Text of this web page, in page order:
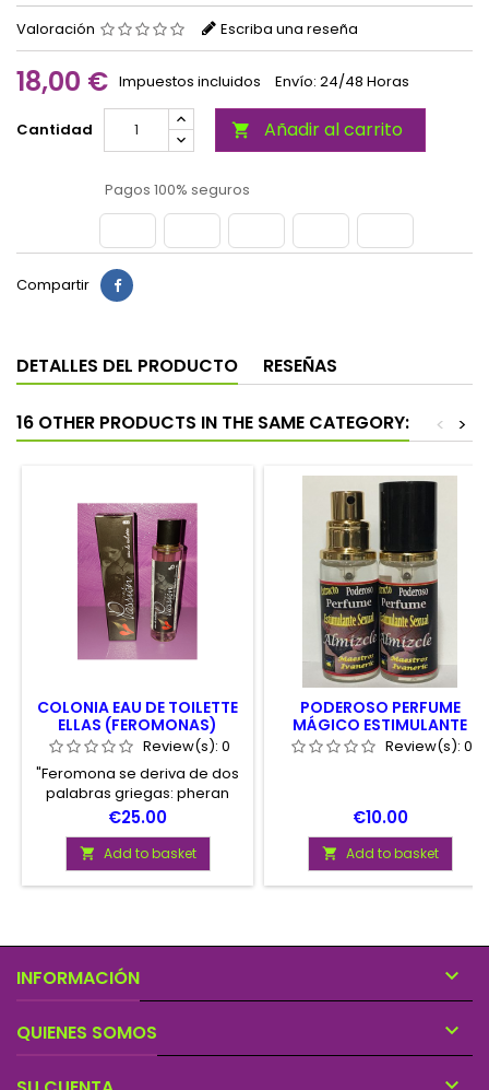
Valoración Escriba una reseña
18,00 € Impuestos incluidos Envío: 24/48 Horas
Cantidad  Añadir al carrito
Pagos 100% seguros
Compartir
DETALLES DEL PRODUCTO RESEÑAS
16 OTHER PRODUCTS IN THE SAME CATEGORY: >
<
COLONIA EAU DE TOILETTE
ELLAS (FEROMONAS)
Review(s): 0
"Feromona se deriva de dos
palabras griegas: pheran
(transferir) y hormas
(excitar). En resumen, las
feromonas son sustancias
químicas que envían señales
de olor subconscientemente
natural disparan los
sentimientos de atracción
sexual, mejorando la vida
Price
€25.00
 Add to basket
PODEROSO PERFUME
MÁGICO ESTIMULANTE
SEXUAL, CON ALMIZCLE
Review(s): 0
Price
€10.00
 Add to basket
INFORMACIÓN 
QUIENES SOMOS 